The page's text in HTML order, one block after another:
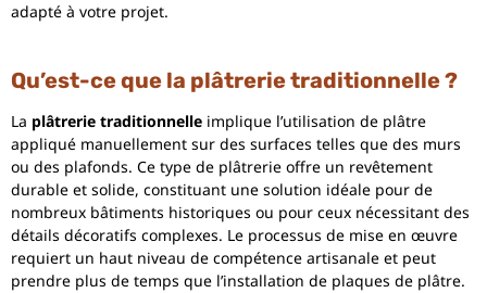
adapté à votre projet.
Qu’est-ce que la plâtrerie traditionnelle ?
La plâtrerie traditionnelle implique l’utilisation de plâtre
appliqué manuellement sur des surfaces telles que des murs
ou des plafonds. Ce type de plâtrerie offre un revêtement
durable et solide, constituant une solution idéale pour de
nombreux bâtiments historiques ou pour ceux nécessitant des
détails décoratifs complexes. Le processus de mise en œuvre
requiert un haut niveau de compétence artisanale et peut
prendre plus de temps que l’installation de plaques de plâtre.